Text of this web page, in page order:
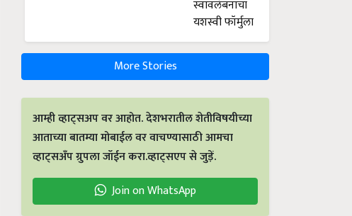
More Stories
आम्ही व्हाट्सअप वर आहोत. देशभरातील शेतीविषयीच्या
आताच्या बातम्या मोबाईल वर वाचण्यासाठी आमचा
व्हाट्सअँप ग्रुपला जॉईन करा.व्हाट्सएप से जुड़ें.
Join on WhatsApp